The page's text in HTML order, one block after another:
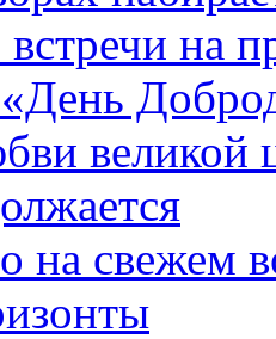
на
великой
на свежем